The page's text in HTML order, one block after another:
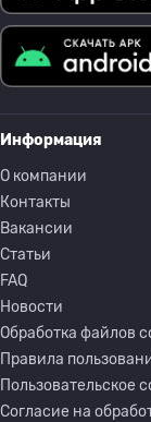
Информация
О компании
Контакты
Вакансии
Статьи
FAQ
Новости
Обработка файлов
Правила
Пользовательское
Согласие на